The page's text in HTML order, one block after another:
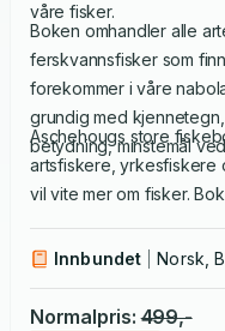
våre fisker.
Boken omhandler alle
ferskvannsfisker som
forekommer i våre
grundig med
betydning, minstemål
Aschehougs store
artsfiskere, yrkesfiskere
vil vite mer om fisker.
fiskenes utvikling,
Innbundet Norsk,
Normalpris: 499,-